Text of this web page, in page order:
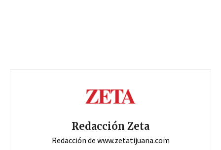
Redacción Zeta
Redacción de www.zetatijuana.com